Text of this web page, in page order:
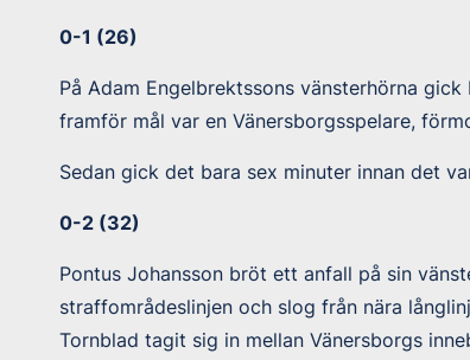
0-1 (26)
På Adam Engelbrektssons vänsterhörna
framför mål var en Vänersborgsspelare,
Sedan gick det bara sex minuter innan det
0-2 (32)
Pontus Johansson bröt ett anfall på sin
straffområdeslinjen och slog från nära
Tornblad tagit sig in mellan Vänersborgs